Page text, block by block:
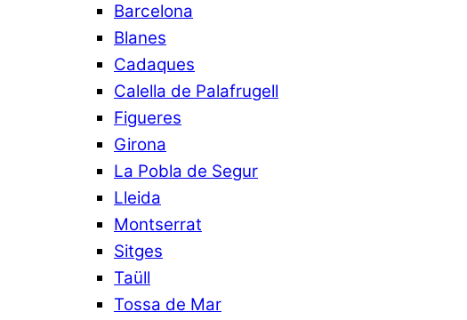
Barcelona
Blanes
Cadaques
Calella de Palafrugell
Figueres
Girona
La Pobla de Segur
Lleida
Montserrat
Sitges
Taüll
Tossa de Mar